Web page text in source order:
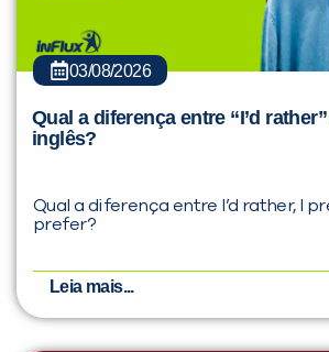
03/08/2026
Qual a diferença entre “I’d
inglês?
Qual a diferença entre I’d rather, I
prefer?
Leia mais...